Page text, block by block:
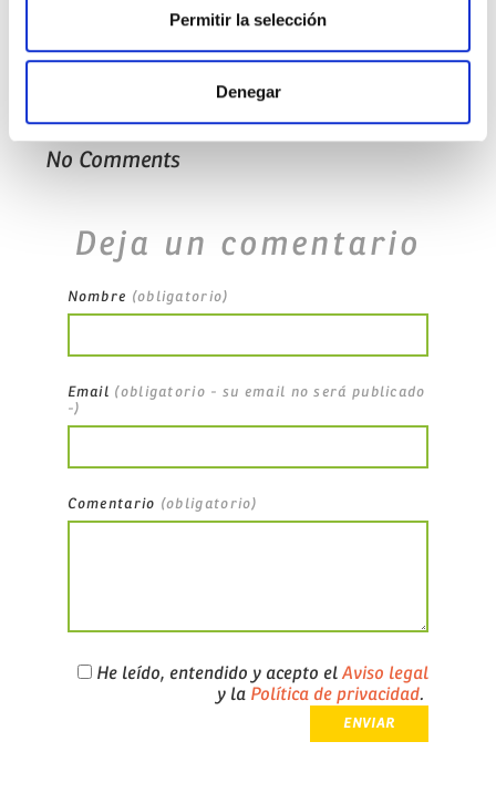
Permitir la selección
Denegar
No Comments
Deja un comentario
Nombre (obligatorio)
Email (obligatorio - su email no será publicado
-)
Comentario (obligatorio)
He leído, entendido y acepto elAviso legal
y la Política de privacidad.